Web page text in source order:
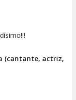
(cantante, actriz,